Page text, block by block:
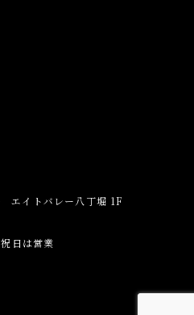
エイトバレー八丁堀 1F
日は営業